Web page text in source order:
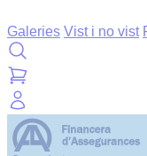
Galeries Vist i no vist